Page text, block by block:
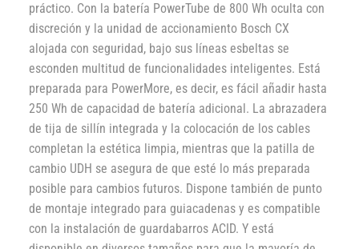
práctico. Con la batería PowerTube de 800 Wh oculta con
discreción y la unidad de accionamiento Bosch CX
alojada con seguridad, bajo sus líneas esbeltas se
esconden multitud de funcionalidades inteligentes. Está
preparada para PowerMore, es decir, es fácil añadir hasta
250 Wh de capacidad de batería adicional. La abrazadera
de tija de sillín integrada y la colocación de los cables
completan la estética limpia, mientras que la patilla de
cambio UDH se asegura de que esté lo más preparada
posible para cambios futuros. Dispone también de punto
de montaje integrado para guiacadenas y es compatible
con la instalación de guardabarros ACID. Y está